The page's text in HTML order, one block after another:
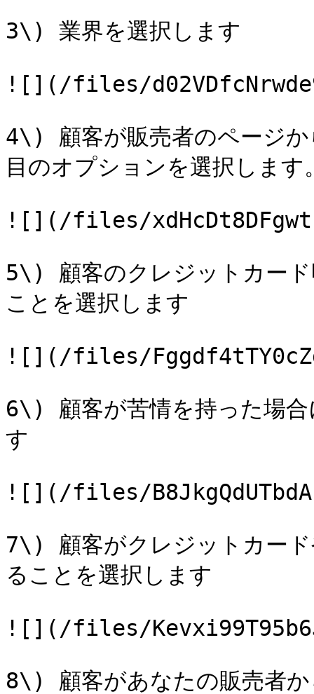
3\) 業界を選択します
![](/files/
4\) 顧客が販売者のページか
目のオプションを選択します
![](/files/
5\) 顧客のクレジットカード
ことを選択します
![](/files/
6\) 顧客が苦情を持った場合
す
![](/files/
7\) 顧客がクレジットカード
ることを選択します
![](/files/
8\) 顧客があなたの販売者か